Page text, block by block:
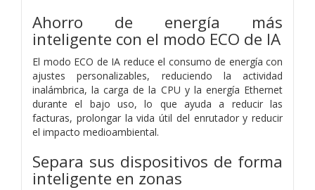
Ahorro de energía más
inteligente con el modo ECO de IA
El modo ECO de IA reduce el consumo de energía con
ajustes personalizables, reduciendo la actividad
inalámbrica, la carga de la CPU y la energía Ethernet
durante el bajo uso, lo que ayuda a reducir las
facturas, prolongar la vida útil del enrutador y reducir
el impacto medioambiental.
Separa sus dispositivos de forma
inteligente en zonas